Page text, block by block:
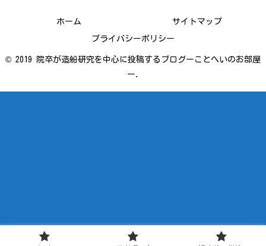
ホーム サイトマップ
プライバシーポリシー
© 2019 院卒が造船研究を中心に投稿するブログーことへいのお部屋
ー.